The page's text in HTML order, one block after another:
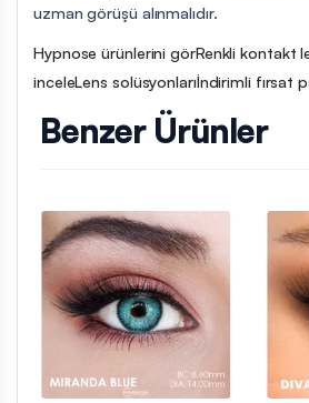
uzman görüşü alınmalıdır.
Hypnose ürünlerini görRenkli kontakt
inceleLens solüsyonlarıİndirimli fırsat
Benzer Ürünler